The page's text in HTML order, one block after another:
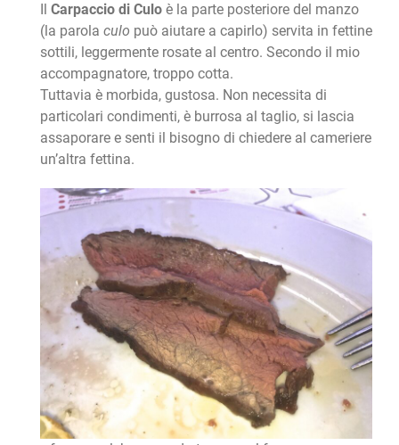
Carpaccio di Culoè la parte posteriore del manzo
(la parola culo può aiutare a capirlo) servita in fettine
sottili, leggermente rosate al centro. Secondo il mio
accompagnatore, troppo cotta.
Tuttavia è morbida, gustosa. Non necessita di
particolari condimenti, è burrosa al taglio, si lascia
assaporare e senti il bisogno di chiedere al cameriere
un’altra fettina.